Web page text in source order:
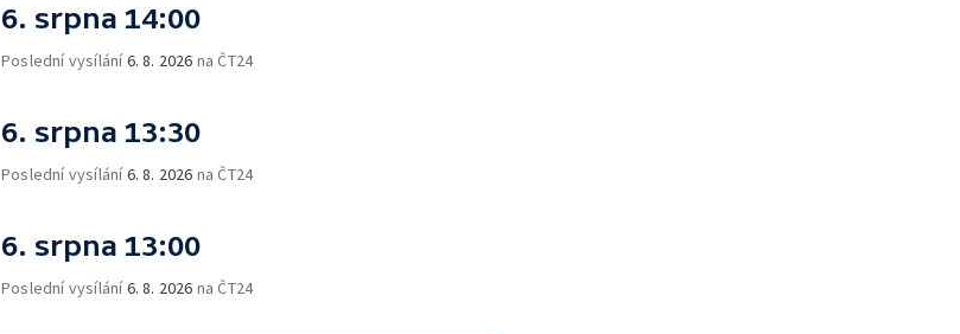
6. srpna 14:00
Poslední vysílání6. 8. 2026 na ČT24
6. srpna 13:30
Poslední vysílání6. 8. 2026 na ČT24
6. srpna 13:00
Poslední vysílání6. 8. 2026 na ČT24